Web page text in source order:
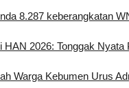
8.287 keberangkatan
HAN 2026: Tonggak Nyata
Warga Kebumen Urus